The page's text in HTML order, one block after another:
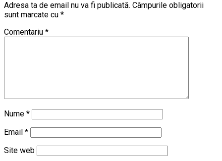
Adresa ta de email nu va fi publicată. Câmpurile obligatorii
sunt marcate cu *
Comentariu *
Nume *
Email *
Site web